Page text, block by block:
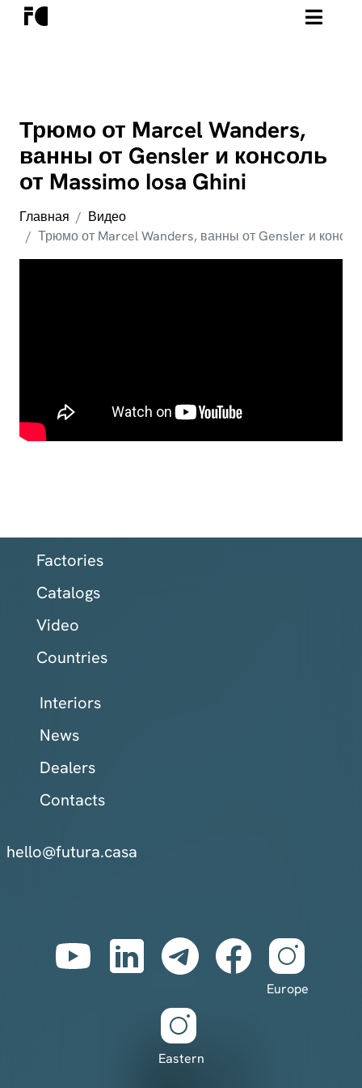
Трюмо от Marcel Wanders,
ванны от Gensler и консоль
от Massimo Iosa Ghini
Главная
Видео
Трюмо от Marcel Wanders, ванны от Gensler и
Factories
Catalogs
Video
Countries
Interiors
News
Dealers
Contacts
hello@futura.casa
Europe
Eastern